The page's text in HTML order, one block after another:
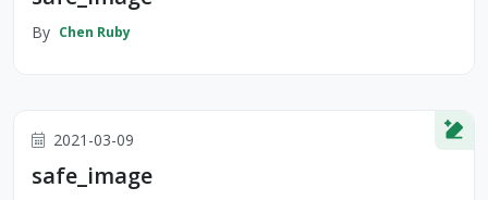
By Chen Ruby
2021-03-09
safe_image